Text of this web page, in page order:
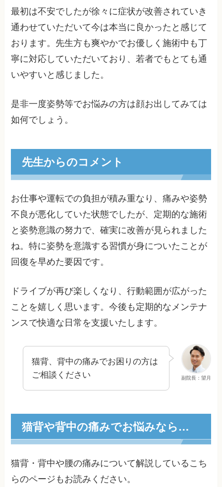
最初は不安でしたが徐々に症状が改善されていき
通わせていただいて今は本当に良かったと感じて
おります。先生方も爽やかでお優しく施術中も丁
寧に対応していただいており、若者でもとても通
いやすいと感じました。
是非一度姿勢等でお悩みの方は顔お出してみては
如何でしょう。
先生からのコメント
お仕事や運転での負担が積み重なり、痛みや姿勢
不良が悪化していた状態でしたが、定期的な施術
と姿勢意識の努力で、確実に改善が見られました
ね。特に姿勢を意識する習慣が身についたことが
回復を早めた要因です。
ドライブが再び楽しくなり、行動範囲が広がった
ことを嬉しく思います。今後も定期的なメンテナ
ンスで快適な日常を支援いたします。
副院長：望月
猫背、背中の痛みでお困りの方は
ご相談ください
猫背や背中の痛みでお悩みなら…
猫背・背中や腰の痛みについて解説しているこち
らのページもお読みください。